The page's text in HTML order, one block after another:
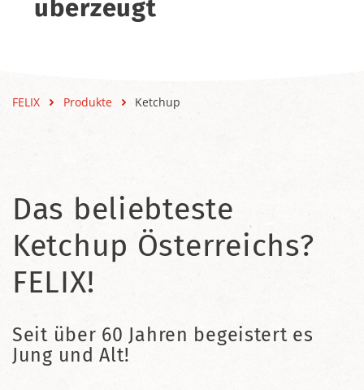
überzeugt
FELIX Produkte Ketchup
Das beliebteste
Ketchup Österreichs?
FELIX!
Seit über 60 Jahren begeistert es
Jung und Alt!